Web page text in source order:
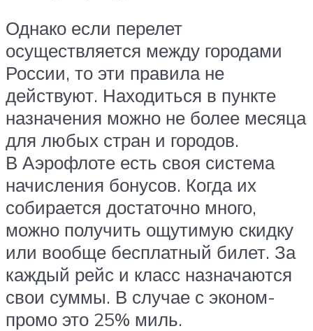
Однако если перелет
осуществляется между городами
России, то эти правила не
действуют. Находиться в пункте
назначения можно не более месяца
для любых стран и городов.
В Аэрофлоте есть своя система
начисления бонусов. Когда их
собирается достаточно много,
можно получить ощутимую скидку
или вообще бесплатный билет. За
каждый рейс и класс назначаются
свои суммы. В случае с эконом-
промо это 25% миль.